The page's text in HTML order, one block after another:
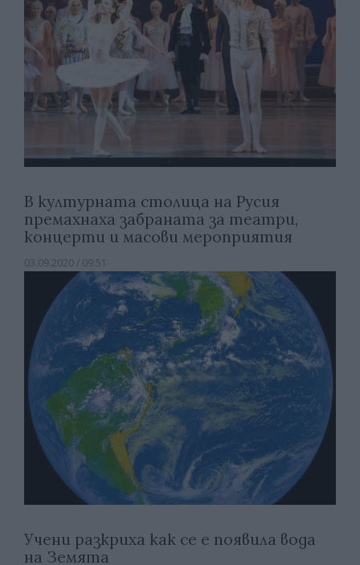
В културната столица на Русия
премахнаха забраната за театри,
концерти и масови мероприятия
03.09.2020 / 09:51
Учени разкриха как се е появила вода
на Земята